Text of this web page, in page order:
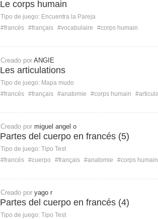
Le corps humain
Tipo de juego: Encuentra la Pareja
#francés #français #vocabulaire #corps humain
Creado por ANGIE
Les articulations
Tipo de juego: Mapa mudo
#francés #français #anatomie #corps humain
Creado por miguel angel o
Partes del cuerpo en francés (5)
Tipo de juego: Tipo Test
#francés #cuerpo #français #anatomie #corps humain
Creado por yago r
Partes del cuerpo en francés (4)
Tipo de juego: Tipo Test